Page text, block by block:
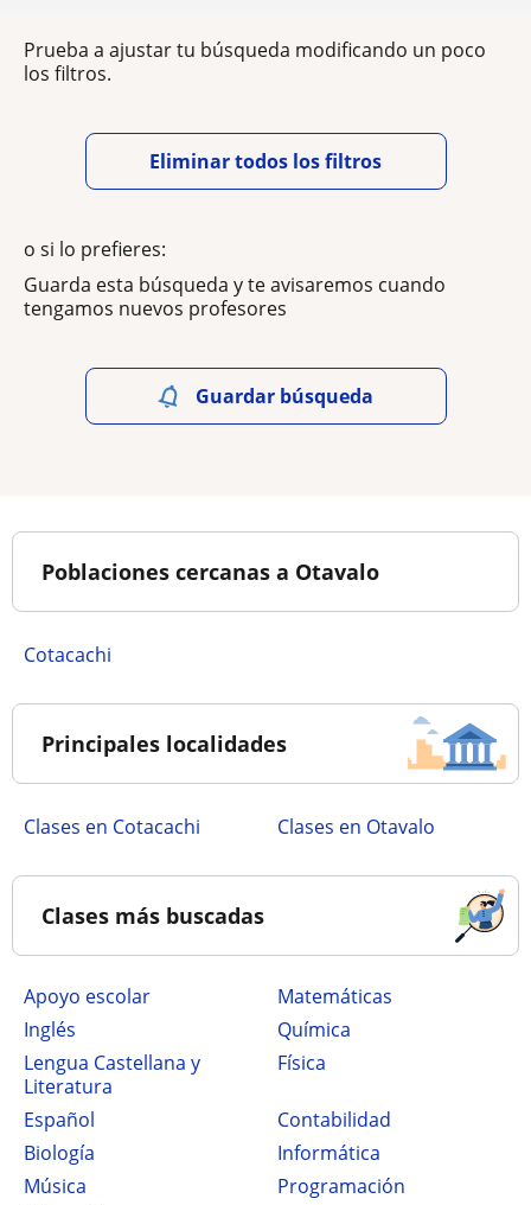
Prueba a ajustar tu búsqueda modificando un poco
los filtros.
Eliminar todos los filtros
o si lo prefieres:
Guarda esta búsqueda y te avisaremos cuando
tengamos nuevos profesores
Guardar búsqueda
Poblaciones cercanas a Otavalo
Cotacachi
Principales localidades
Clases en Cotacachi Clases en Otavalo
Clases más buscadas
Apoyo escolar
Matemáticas
Inglés
Química
Lengua Castellana y
Literatura
Física
Español
Contabilidad
Biología
Informática
Música
Programación